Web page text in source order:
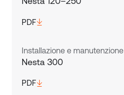
PDF
Installazione e manutenzione
Nesta 300
PDF